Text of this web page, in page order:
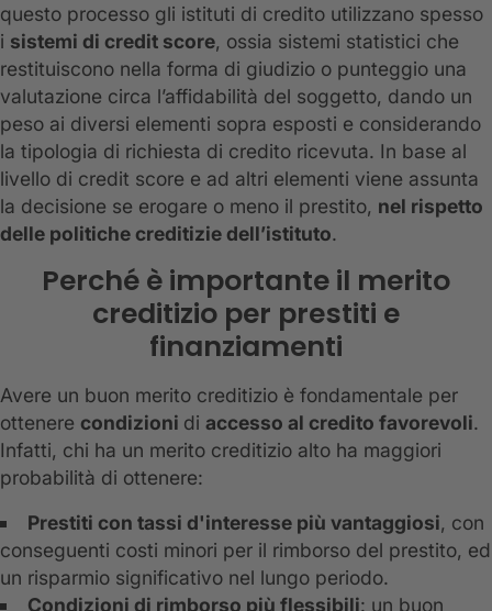
questo processo gli istituti di credito utilizzano spesso
i sistemi di credit score, ossia sistemi statistici che
restituiscono nella forma di giudizio o punteggio una
valutazione circa l’affidabilità del soggetto, dando un
peso ai diversi elementi sopra esposti e considerando
la tipologia di richiesta di credito ricevuta. In base al
livello di credit score e ad altri elementi viene assunta
la decisione se erogare o meno il prestito, nel rispetto
delle politiche creditizie dell’istituto.
Perché è importante il merito
creditizio per prestiti e
finanziamenti
Avere un buon merito creditizio è fondamentale per
ottenere condizioni di accesso al credito favorevoli.
Infatti, chi ha un merito creditizio alto ha maggiori
probabilità di ottenere:
Prestiti con tassi d'interesse più vantaggiosi, con
conseguenti costi minori per il rimborso del prestito, ed
un risparmio significativo nel lungo periodo.
Condizioni di rimborso più flessibili: un buon